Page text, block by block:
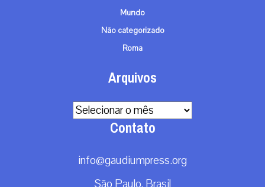
Mundo
Não categorizado
Roma
Arquivos
Arquivos
Contato
info@gaudiumpress.org
São Paulo, Brasil